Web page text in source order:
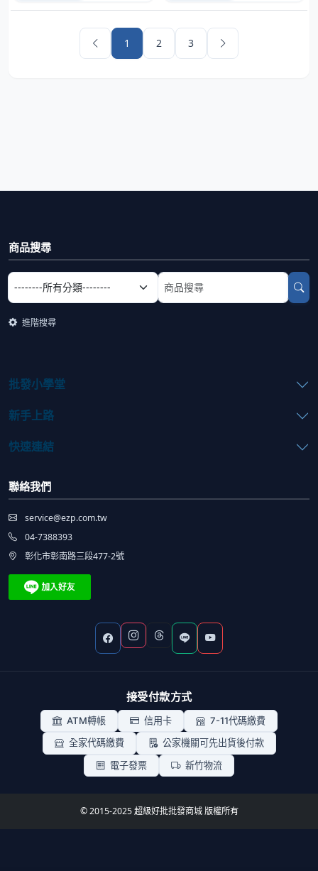
1 2 3
商品搜尋
選擇商品分類
搜尋商品關鍵字
進階搜尋
批發小學堂
新手上路
快速連結
聯絡我們
service@ezp.com.tw
04-7388393
彰化市彰南路三段477-2號
接受付款方式
ATM轉帳 信用卡
7-11代碼繳費
全家代碼繳費
公家機關可先出貨後付款
電子發票
新竹物流
© 2015-2025 超級好批批發商城 版權所有